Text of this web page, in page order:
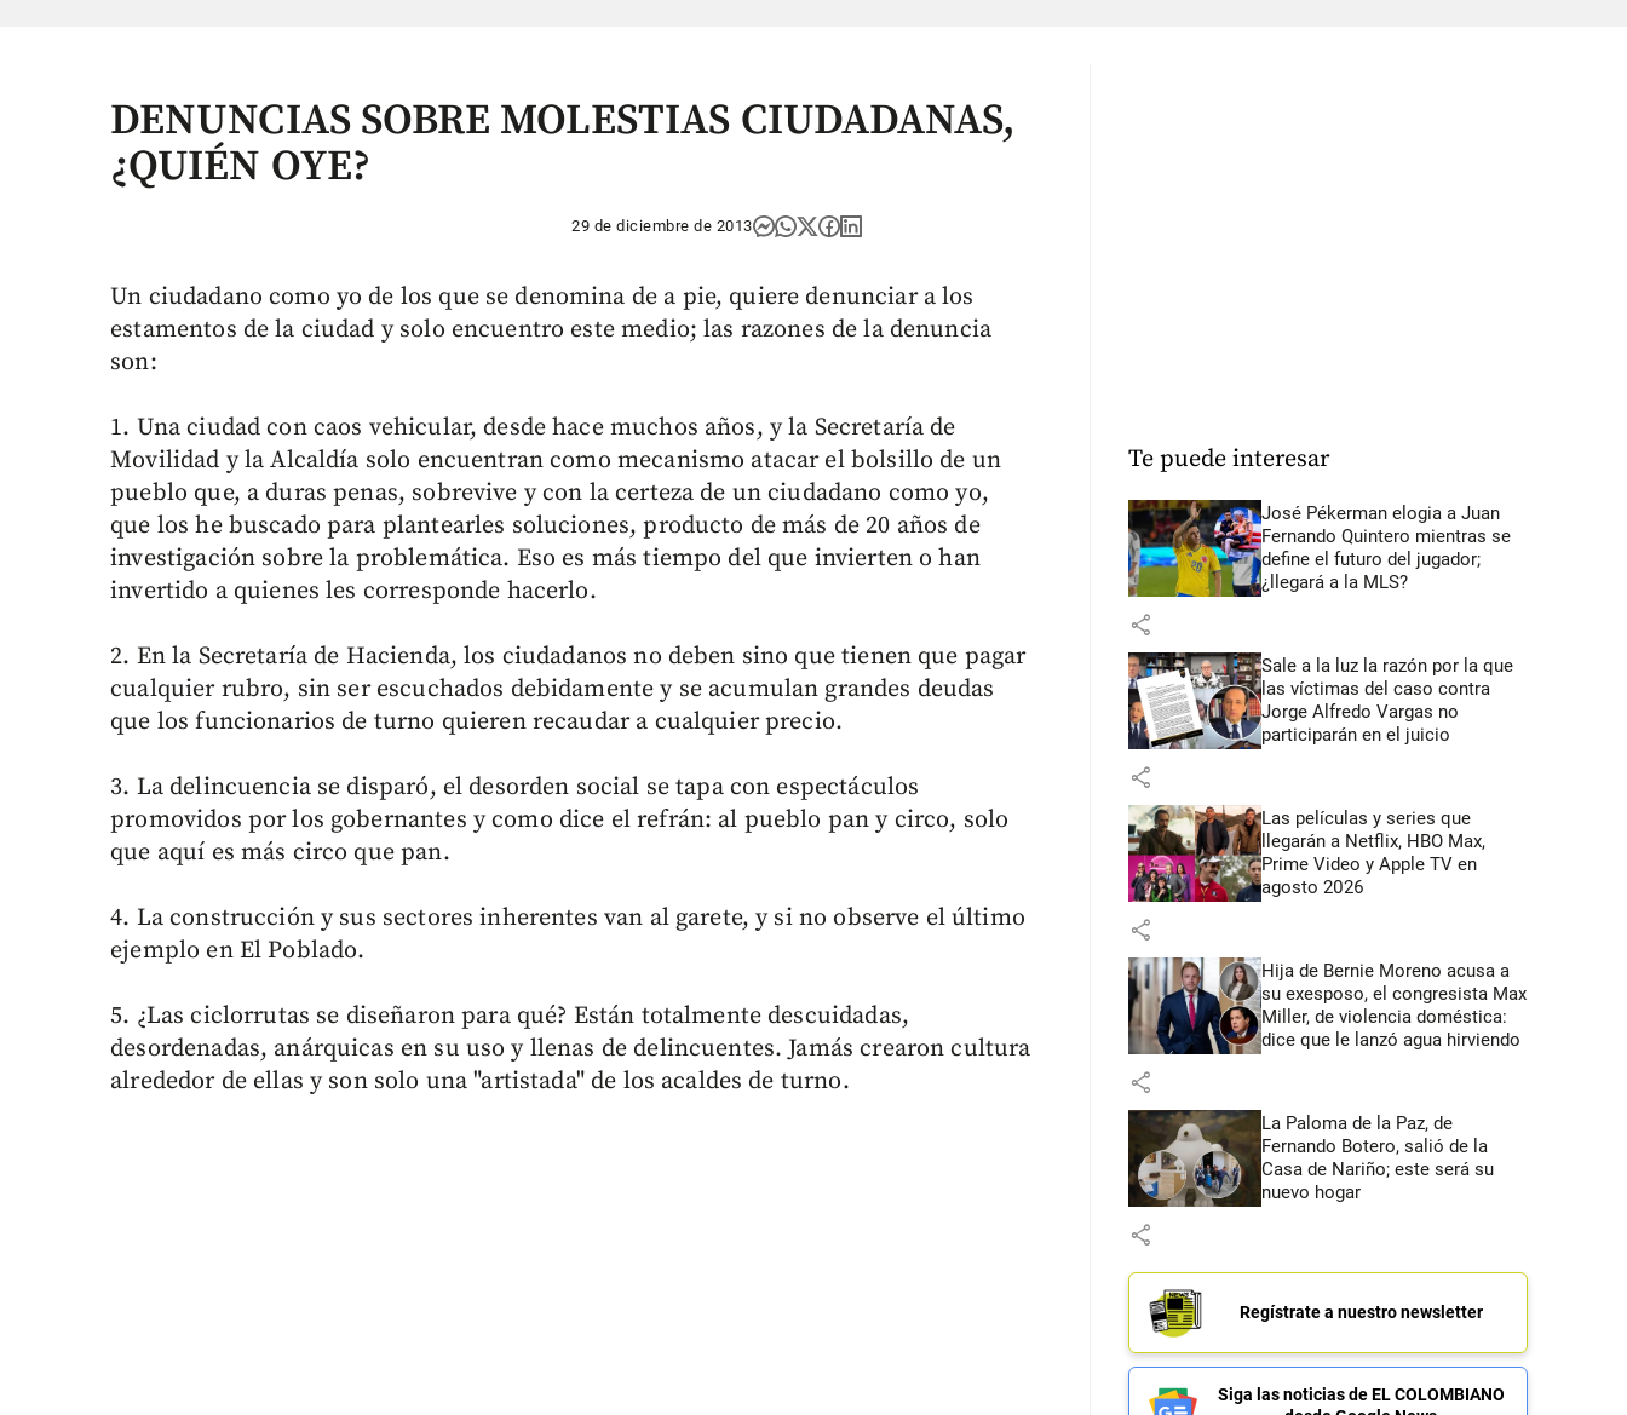
DENUNCIAS SOBRE MOLESTIAS CIUDADANAS,
¿QUIÉN OYE?
29 de diciembre de 2013
Un ciudadano como yo de los que se denomina de a pie, quiere denunciar a los
estamentos de la ciudad y solo encuentro este medio; las razones de la denuncia
son:
1. Una ciudad con caos vehicular, desde hace muchos años, y la Secretaría de
Movilidad y la Alcaldía solo encuentran como mecanismo atacar el bolsillo de un
pueblo que, a duras penas, sobrevive y con la certeza de un ciudadano como yo,
que los he buscado para plantearles soluciones, producto de más de 20 años de
investigación sobre la problemática. Eso es más tiempo del que invierten o han
invertido a quienes les corresponde hacerlo.
2. En la Secretaría de Hacienda, los ciudadanos no deben sino que tienen que pagar
cualquier rubro, sin ser escuchados debidamente y se acumulan grandes deudas
que los funcionarios de turno quieren recaudar a cualquier precio.
3. La delincuencia se disparó, el desorden social se tapa con espectáculos
promovidos por los gobernantes y como dice el refrán: al pueblo pan y circo, solo
que aquí es más circo que pan.
4. La construcción y sus sectores inherentes van al garete, y si no observe el último
ejemplo en El Poblado.
5. ¿Las ciclorrutas se diseñaron para qué? Están totalmente descuidadas,
desordenadas, anárquicas en su uso y llenas de delincuentes. Jamás crearon cultura
alrededor de ellas y son solo una "artistada" de los acaldes de turno.
Te puede interesar
José Pékerman elogia a Juan
Fernando Quintero mientras se
define el futuro del jugador;
¿llegará a la MLS?
share
Sale a la luz la razón por la que
las víctimas del caso contra
Jorge Alfredo Vargas no
participarán en el juicio
share
Las películas y series que
llegarán a Netflix, HBO Max,
Prime Video y Apple TV en
agosto 2026
share
Hija de Bernie Moreno acusa a
su exesposo, el congresista Max
Miller, de violencia doméstica:
dice que le lanzó agua hirviendo
share
La Paloma de la Paz, de
Fernando Botero, salió de la
Casa de Nariño; este será su
nuevo hogar
share
Regístrate a nuestro newsletter
Siga las noticias de EL COLOMBIANO